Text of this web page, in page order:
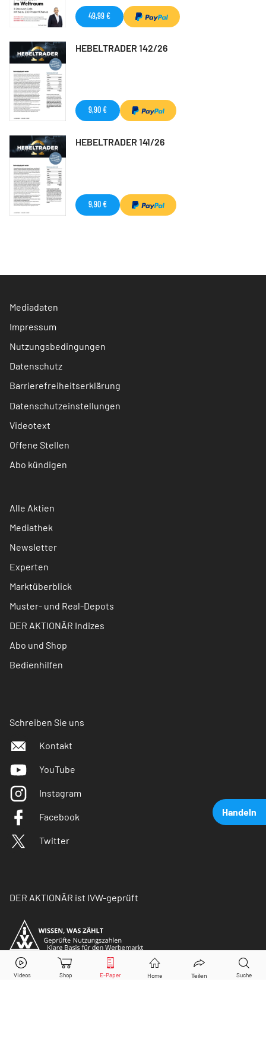
Handeln
Continental Aktie jetzt handeln?
49,99 €
HEBELTRADER 142/26
9,90 €
HEBELTRADER 141/26
9,90 €
Mediadaten
Impressum
Nutzungsbedingungen
Datenschutz
Barrierefreiheitserklärung
Datenschutzeinstellungen
Videotext
Offene Stellen
Abo kündigen
Alle Aktien
Mediathek
Newsletter
Experten
Marktüberblick
Muster- und Real-Depots
DER AKTIONÄR Indizes
Abo und Shop
Bedienhilfen
Schreiben Sie uns
Kontakt
YouTube
Instagram
Facebook
Twitter
DER AKTIONÄR ist IVW-geprüft